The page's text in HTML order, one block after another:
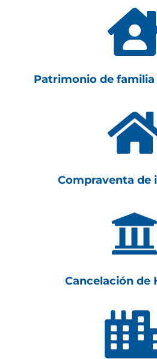
Patrimonio de
Compraventa de

Cancelación de